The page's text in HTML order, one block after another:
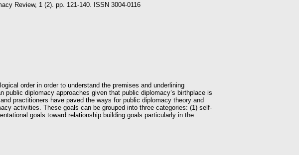
Review, 1 (2). pp. 121-140. ISSN 3004-0116
order in order to understand the premises and underlining
diplomacy approaches given that public diplomacy’s birthplace is
practitioners have paved the ways for public diplomacy theory and
activities. These goals can be grouped into three categories: (1) self-
goals toward relationship building goals particularly in the